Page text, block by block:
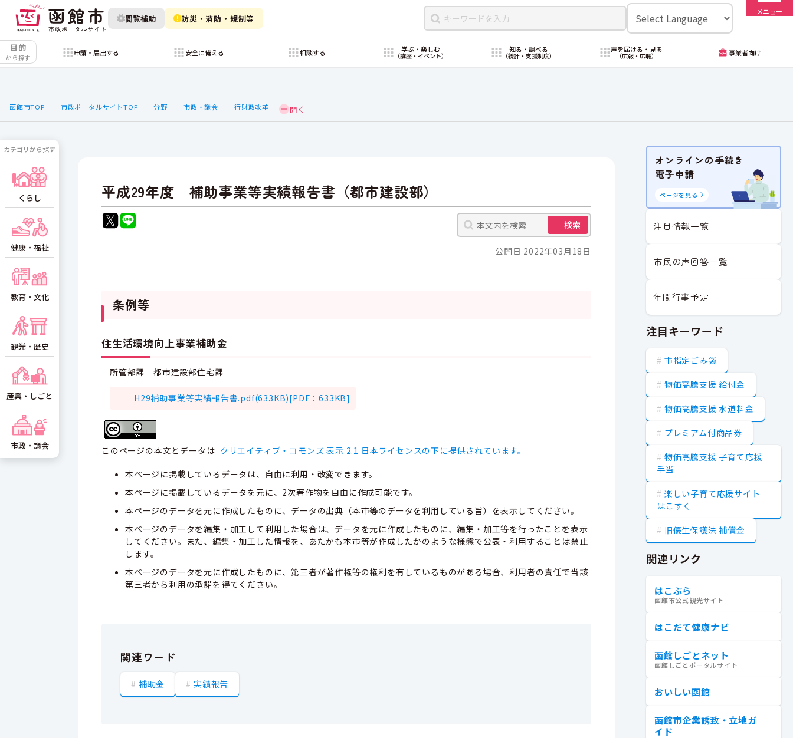
閲覧補助 防災・消防・規制等
メニュー
目的
から探す
申請・届出する 安全に備える 相談する 学ぶ・楽しむ
（講座・イベント）
知る・調べる
（統計・支援制度）
声を届ける・見る
（広報・広聴） 事業者向け
函館市TOP 市政ポータルサイトTOP 分野 市政・議会 行財政改革
平成29年度 補助事業等実績報告書（都市建設部）
検索
公開日 2022年03月18日
条例等
住生活環境向上事業補助金
所管部課 都市建設部住宅課
H29補助事業等実績報告書.pdf(633KB)[PDF：633KB]
このページの本文とデータは クリエイティブ・コモンズ 表示 2.1 日本ライセンスの下に提供されています。
本ページに掲載しているデータは、自由に利用・改変できます。
本ページに掲載しているデータを元に、2次著作物を自由に作成可能です。
本ページのデータを元に作成したものに、データの出典（本市等のデータを利用している旨）を表示してください。
本ページのデータを編集・加工して利用した場合は、データを元に作成したものに、編集・加工等を行ったことを表示
してください。また、編集・加工した情報を、あたかも本市等が作成したかのような様態で公表・利用することは禁止
します。
本ページのデータを元に作成したものに、第三者が著作権等の権利を有しているものがある場合、利用者の責任で当該
第三者から利用の承諾を得てください。
関連ワード
補助金 実績報告
カテゴリから探す
くらし
健康・福祉
教育・文化
観光・歴史
産業・しごと
市政・議会
オンラインの手続き
電子申請
ページを見る
注目情報一覧
市民の声回答一覧
年間行事予定
注目キーワード
市指定ごみ袋
物価高騰支援 給付金
物価高騰支援 水道料金
プレミアム付商品券
物価高騰支援 子育て応援
手当
楽しい子育て応援サイト
はこすく
旧優生保護法 補償金
関連リンク
はこぶら
函館市公式観光サイト
はこだて健康ナビ
函館しごとネット
函館しごとポータルサイト
おいしい函館
函館市企業誘致・立地ガ
イド